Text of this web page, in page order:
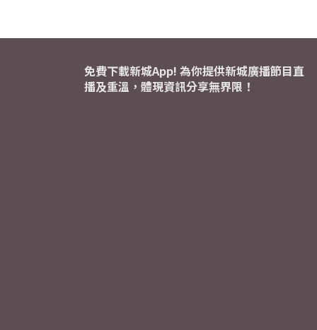
免費下載新城App! 為你提供新城廣播節目直
播及重溫，體現資訊分享無界限！